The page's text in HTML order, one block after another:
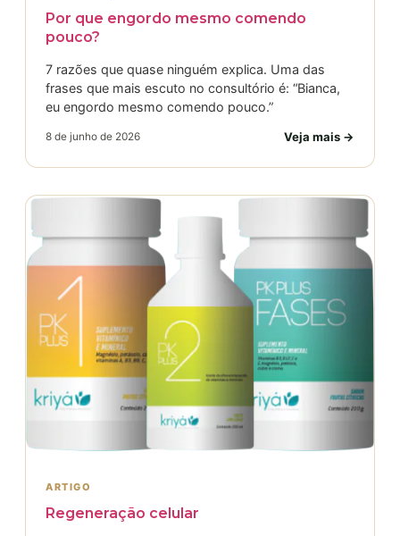
Por que engordo mesmo comendo
pouco?
7 razões que quase ninguém explica. Uma das
frases que mais escuto no consultório é: “Bianca,
eu engordo mesmo comendo pouco.”
8 de junho de 2026 Veja mais →
ARTIGO
Regeneração celular